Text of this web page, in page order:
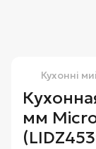
Кухонні
мм